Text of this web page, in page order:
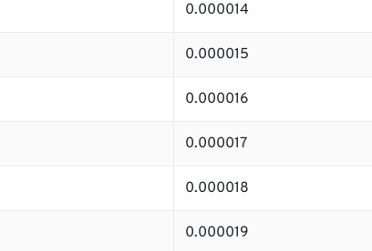
0.000014
0.000015
0.000016
0.000017
0.000018
0.000019